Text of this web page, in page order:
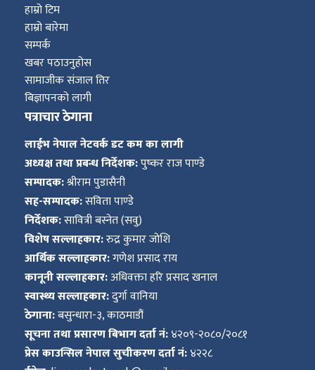
हाम्रो टिम
हाम्रो बारेमा
सम्पर्क
खबर पठाउनुहोस
सामाजीक संजाल तिर
बिज्ञापनको लागी
पत्राचार ठेगाना
लाईभ नेपाल नेटवर्क डट कम का लागी
अध्यक्ष तथा प्रबन्ध निर्देशक:पुष्कर राज पाण्डे
सम्पादक:श्रीराम पुडासैनी
सह-सम्पादक:सविता पाण्डे
निर्देशक:सावित्री बस्नेत (सवु)
विशेष सल्लाहकार:रुद्र कुमार जोशि
आर्थिक सल्लाहकार:गणेश प्रसाद राय
कानूनी सल्लाहकार:अधिवक्ता हरि प्रसाद खनाल
स्वास्थ्य सल्लाहकार:दुर्गा वानिया
ठेगाना:बसुन्धारा-३, काठमाडौं
सूचना तथा प्रसारण बिभाग दर्ता नं:४२०९-२०८०/२०८१
प्रेस काउन्सिल नेपाल सुचीकरण दर्ता नं:४२२८